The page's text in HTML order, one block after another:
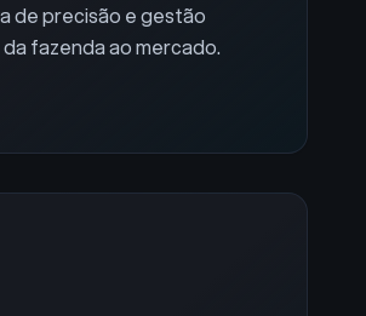
de precisão e gestão
fazenda ao mercado.